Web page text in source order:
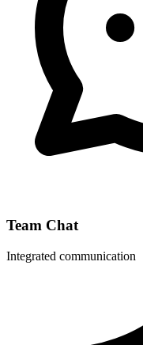
Team Chat
Integrated communication